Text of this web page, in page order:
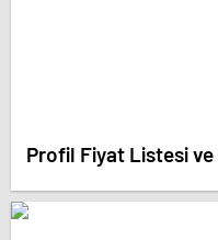
Profil Fiyat Listesi